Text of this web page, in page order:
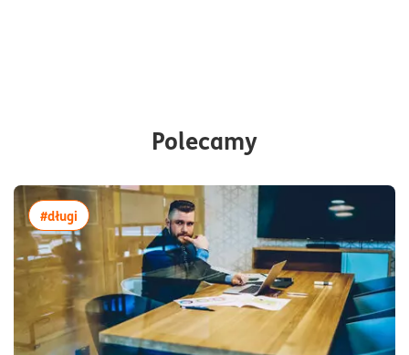
Polecamy
#długi więcej artykułów z tagiem:#długi